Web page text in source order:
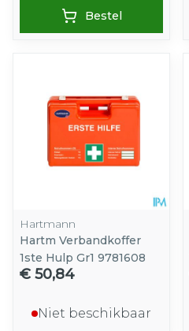
Bestel
Hartmann
Hartm Verbandkoffer
1ste Hulp Gr1 9781608
€ 50,84
Niet beschikbaar